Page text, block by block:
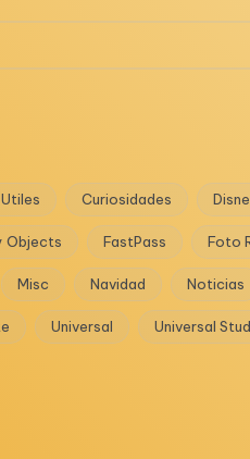
Curiosidades
Objects FastPass Foto
Misc Navidad Noticias
Universal Universal